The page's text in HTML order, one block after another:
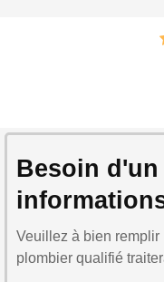
Besoin
Veuillez à bien
plombier qualifié